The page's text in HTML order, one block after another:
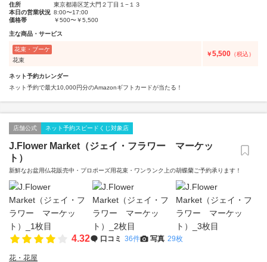
住所
東京都港区芝大門２丁目１−１３
本日の営業状況 8:00〜17:00
価格帯
￥500〜￥5,500
主な商品・サービス
花束・ブーケ
花束
￥5,500 （税込）
ネット予約カレンダー
ネット予約で最大10,000円分のAmazonギフトカードが当たる！
店舗公式 ネット予約スピードくじ対象店
J.Flower Market（ジェイ・フラワー マーケッ
ト）
新鮮なお盆用仏花販売中・プロポーズ用花束・ワンランク上の胡蝶蘭ご予約承ります！
4.32 口コミ 36件 写真 29枚
花・花屋